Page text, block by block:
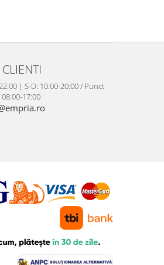
| S-D: 10:00-20:00 / Punct
17:00